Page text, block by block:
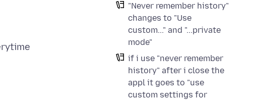
"Never remember history"
changes to "Use
custom..." and "...private
mode"
if i use "never remember
history" after i close the
appl it goes to "use
custom settings for